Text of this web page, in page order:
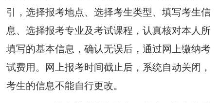
引，选择报考地点、选择考生类型、填写考生信
息、选择报考专业及考试课程，认真核对本人所
填写的基本信息，确认无误后，通过网上缴纳考
试费用。网上报考时间截止后，系统自动关闭，
考生的信息不能自行更改。